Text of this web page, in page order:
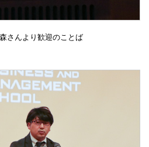
さんより歓迎のことば